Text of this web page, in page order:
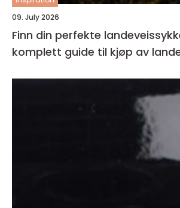
09. July 2026
Finn din perfekte
komplett guide til kjøp av